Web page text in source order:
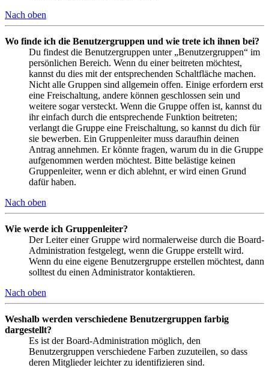
Nach oben
Wo finde ich die Benutzergruppen und wie trete ich ihnen bei?
Du findest die Benutzergruppen unter „Benutzergruppen“ im
persönlichen Bereich. Wenn du einer beitreten möchtest,
kannst du dies mit der entsprechenden Schaltfläche machen.
Nicht alle Gruppen sind allgemein offen. Einige erfordern erst
eine Freischaltung, andere können geschlossen sein und
weitere sogar versteckt. Wenn die Gruppe offen ist, kannst du
ihr einfach durch die entsprechende Funktion beitreten;
verlangt die Gruppe eine Freischaltung, so kannst du dich für
sie bewerben. Ein Gruppenleiter muss daraufhin deinen
Antrag annehmen. Er könnte fragen, warum du in die Gruppe
aufgenommen werden möchtest. Bitte belästige keinen
Gruppenleiter, wenn er dich ablehnt, er wird einen Grund
dafür haben.
Nach oben
Wie werde ich Gruppenleiter?
Der Leiter einer Gruppe wird normalerweise durch die Board-
Administration festgelegt, wenn die Gruppe erstellt wird.
Wenn du eine eigene Benutzergruppe erstellen möchtest, dann
solltest du einen Administrator kontaktieren.
Nach oben
Weshalb werden verschiedene Benutzergruppen farbig
dargestellt?
Es ist der Board-Administration möglich, den
Benutzergruppen verschiedene Farben zuzuteilen, so dass
deren Mitglieder leichter zu identifizieren sind.